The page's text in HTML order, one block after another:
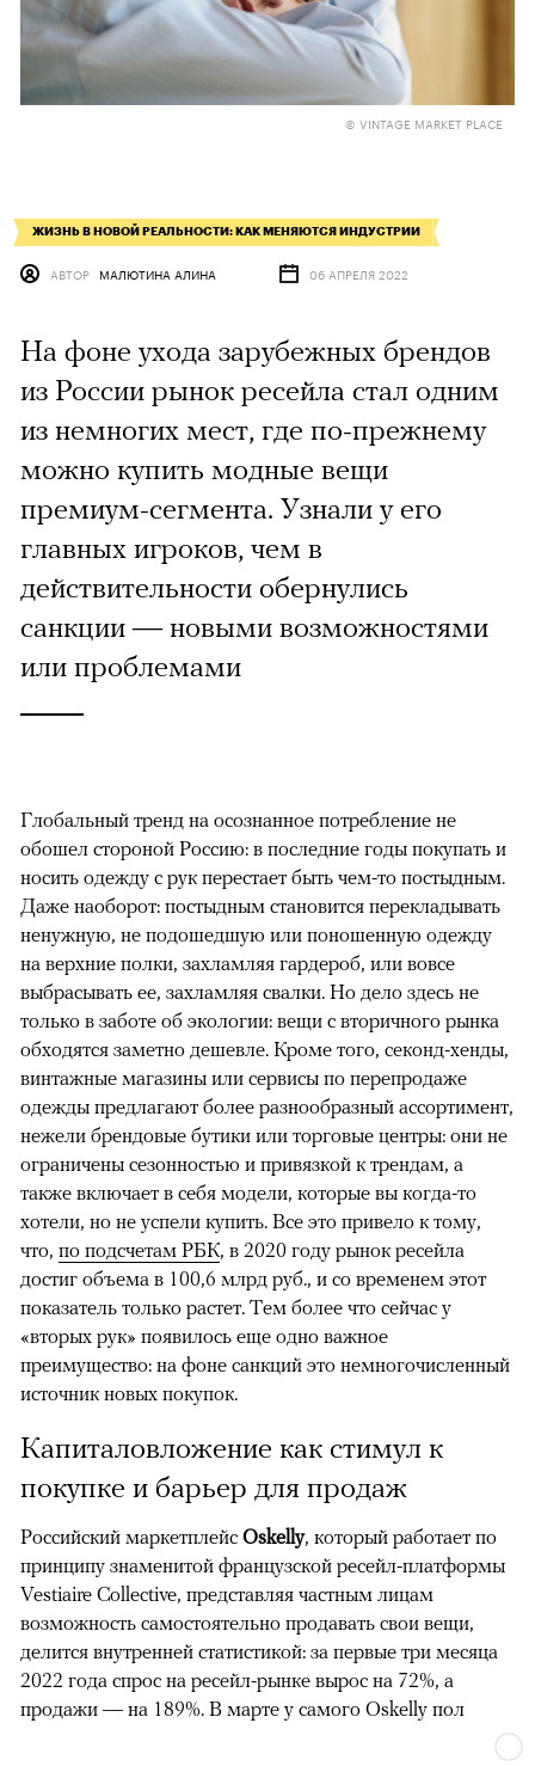
© VINTAGE MARKET PLACE
ЖИЗНЬ В НОВОЙ РЕАЛЬНОСТИ: КАК МЕНЯЮТСЯ ИНДУСТРИИ
АВТОР МАЛЮТИНА АЛИНА 06 АПРЕЛЯ 2022
На фоне ухода зарубежных брендов
из России рынок ресейла стал одним
из немногих мест, где по-прежнему
можно купить модные вещи
премиум-сегмента. Узнали у его
главных игроков, чем в
действительности обернулись
санкции — новыми возможностями
или проблемами
Глобальный тренд на осознанное потребление не
обошел стороной Россию: в последние годы покупать и
носить одежду с рук перестает быть чем-то постыдным.
Даже наоборот: постыдным становится перекладывать
ненужную, не подошедшую или поношенную одежду
на верхние полки, захламляя гардероб, или вовсе
выбрасывать ее, захламляя свалки. Но дело здесь не
только в заботе об экологии: вещи с вторичного рынка
обходятся заметно дешевле. Кроме того, секонд-хенды,
винтажные магазины или сервисы по перепродаже
одежды предлагают более разнообразный ассортимент,
нежели брендовые бутики или торговые центры: они не
ограничены сезонностью и привязкой к трендам, а
также включает в себя модели, которые вы когда-то
хотели, но не успели купить. Все это привело к тому,
что, по подсчетам РБК, в 2020 году рынок ресейла
достиг объема в 100,6 млрд руб., и со временем этот
показатель только растет. Тем более что сейчас у
«вторых рук» появилось еще одно важное
преимущество: на фоне санкций это немногочисленный
источник новых покупок.
Капиталовложение как стимул к
покупке и барьер для продаж
Российский маркетплейс Oskelly, который работает по
принципу знаменитой французской ресейл-платформы
Vestiaire Collective, представляя частным лицам
возможность самостоятельно продавать свои вещи,
делится внутренней статистикой: за первые три месяца
2022 года спрос на ресейл-рынке вырос на 72%, а
продажи — на 189%. В марте у самого Oskelly пол